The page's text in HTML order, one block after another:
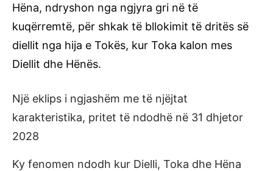
Hëna, ndryshon nga ngjyra gri në të
kuqërremtë, për shkak të bllokimit të dritës së
diellit nga hija e Tokës, kur Toka kalon mes
Diellit dhe Hënës.
Një eklips i ngjashëm me të njëjtat
karakteristika, pritet të ndodhë në 31 dhjetor
2028
Ky fenomen ndodh kur Dielli, Toka dhe Hëna